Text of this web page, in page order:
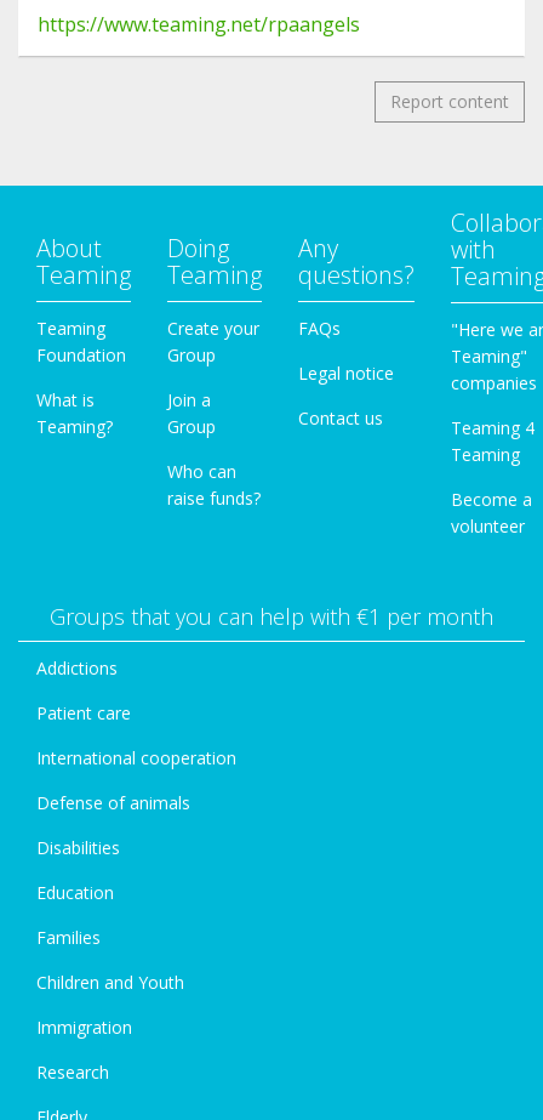
https://www.teaming.net/rpaangels
Report content
About
Teaming
Teaming
Foundation
What is
Teaming?
Doing
Teaming
Create your
Group
Join a
Group
Who can
raise funds?
Any
questions?
FAQs
Legal notice
Contact us
with
"Here we
Teaming"
companies
Teaming 4
Teaming
Become a
volunteer
Groups that you can help with €1 per month
Addictions
Patient care
International cooperation
Defense of animals
Disabilities
Education
Families
Children and Youth
Immigration
Research